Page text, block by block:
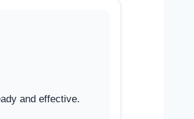
and effective.